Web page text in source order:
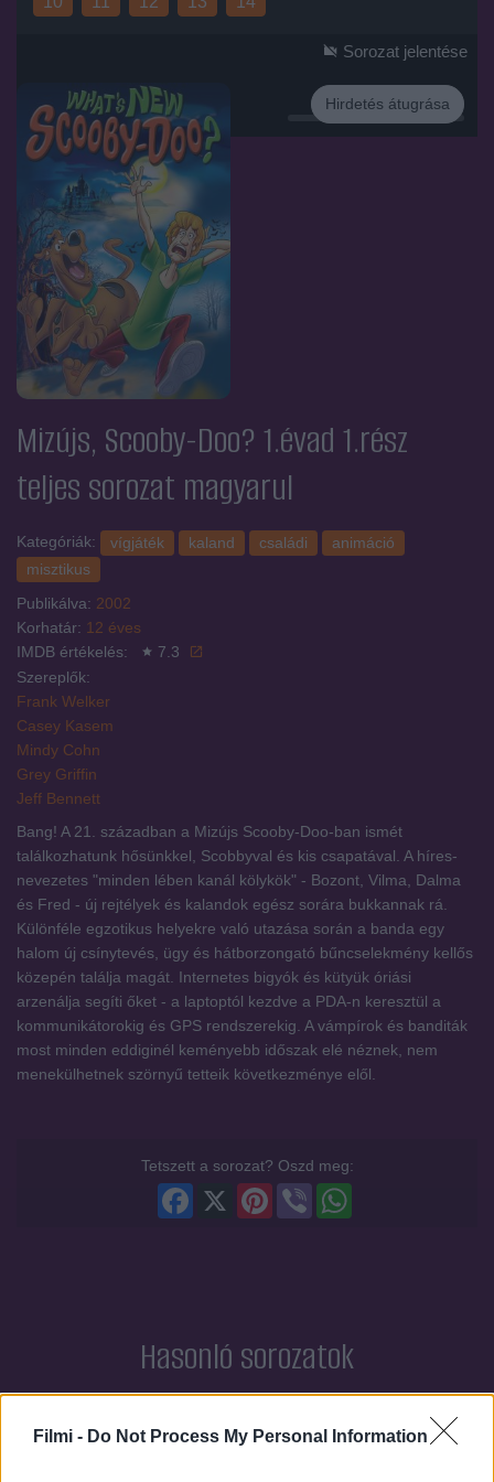
Filmi - Do Not Process My Personal Information
Hirdetés
Hirdetés átugrása
Sorozat jelentése
Mizújs, Scooby-Doo? 1.évad 1.rész
teljes sorozat magyarul
Kategóriák: vígjáték kaland családi
animáció
misztikus
Publikálva: 2002
Korhatár: 12 éves
IMDB értékelés:
7.3
Szereplők:
Frank Welker
Casey Kasem
Mindy Cohn
Grey Griffin
Jeff Bennett
Bang! A 21. században a Mizújs Scooby-Doo-ban ismét
találkozhatunk hősünkkel, Scobbyval és kis csapatával. A híres-
nevezetes "minden lében kanál kölykök" - Bozont, Vilma, Dalma
és Fred - új rejtélyek és kalandok egész sorára bukkannak rá.
Különféle egzotikus helyekre való utazása során a banda egy
halom új csínytevés, ügy és hátborzongató bűncselekmény kellős
közepén találja magát. Internetes bigyók és kütyük óriási
arzenálja segíti őket - a laptoptól kezdve a PDA-n keresztül a
kommunikátorokig és GPS rendszerekig. A vámpírok és banditák
most minden eddiginél keményebb időszak elé néznek, nem
menekülhetnek szörnyű tetteik következménye elől.
Tetszett a sorozat? Oszd meg:
Viber
Pinterest
Facebook
Hasonló sorozatok
SOROZAT